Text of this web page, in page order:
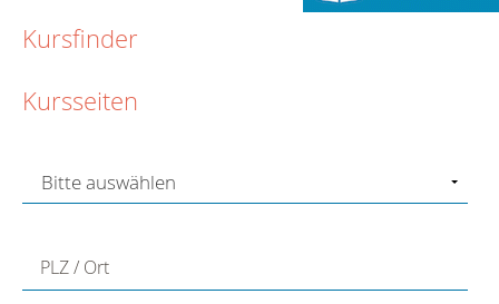
Kursfinder
Kursseiten
PLZ / Ort